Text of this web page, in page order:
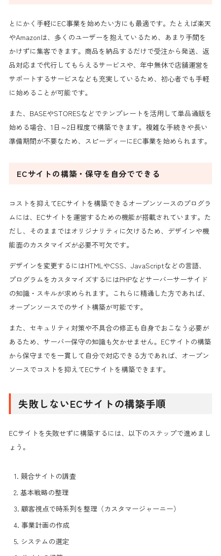
とにかく手軽にEC事業を始めたい方にも最適です。たとえば楽天
やAmazonは、多くのユーザーを抱えているため、あまり手間を
かけずに集客できます。商品を納品するだけで受注から発送、返
品対応まで代行してもらえるサービスや、年中無休で店舗運営を
サポートするサービスなども充実しているため、初心者でも手軽
に始めることが可能です。
また、BASEやSTORESなどでテンプレートを活用して単品通販を
始める場合、1日～2日程度で構築できます。複雑な手続きや長い
準備期間が不要なため、スピーディーにEC事業を始められます。
ECサイトの構築・保守を自分でできる
コストを抑えてECサイトを構築できるオープンソースのプログラ
ムには、ECサイトを運営するための機能が搭載されています。た
だし、そのままではオリジナリティに欠けるため、デザインや機
能面のカスタマイズが必要不可欠です。
デザインを変更するにはHTMLやCSS、JavaScriptなどの言語、
プログラムをカスタマイズするにはPHPなどサーバーサーサイド
の知識・スキルが求められます。これらに精通した方であれば、
オープンソースでのサイト構築が可能です。
また、セキュリティ対策や不具合の修正も自身でおこなう必要が
あるため、サーバー保守の知識も欠かせません。ECサイトの構築
から保守までを一貫して自分で対応できる方であれば、オープン
ソースでコストを抑えてECサイトを構築できます。
失敗しないECサイトの構築手順
ECサイトを失敗せずに構築するには、以下のステップで進めまし
ょう。
競合サイトの調査
基本戦略の整理
顧客視点で時系列を整理（カスタマージャーニー）
事業計画の作成
システムの選定